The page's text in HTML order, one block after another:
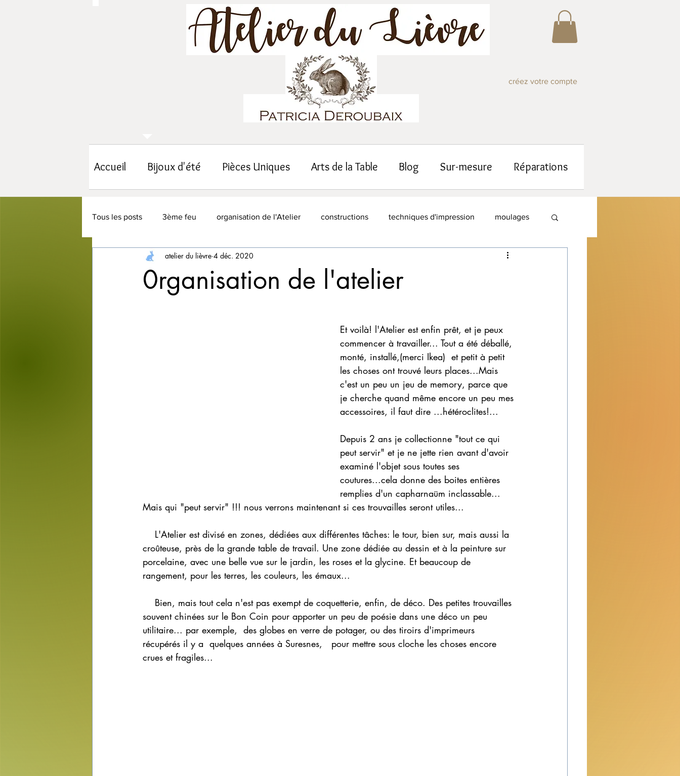
créez votre compte
Accueil Bijoux d'été Pièces Uniques Arts de la Table Blog Sur-mesure Réparations
Tous les posts 3ème feu organisation de l'Atelier constructions techniques d'impression moulages
bijoux et accessoires bols et coupes décoration de la maison
peinture sur faïence
0rganisation de l'atelier
atelier du lièvre 4 déc. 2020
Et voilà! l'Atelier est enfin prêt, et je peux
commencer à travailler... Tout a été déballé,
monté, installé,(merci Ikea)  et petit à petit
les choses ont trouvé leurs places...Mais
c'est un peu un jeu de memory, parce que
je cherche quand même encore un peu mes
accessoires, il faut dire ...hétéroclites!...
Depuis 2 ans je collectionne "tout ce qui
peut servir" et je ne jette rien avant d'avoir
examiné l'objet sous toutes ses
coutures...cela donne des boites entières
remplies d'un capharnaüm inclassable...
Mais qui "peut servir" !!! nous verrons maintenant si ces trouvailles seront utiles...
croûteuse, près de la grande table de travail. Une zone dédiée au dessin et à la peinture sur
porcelaine, avec une belle vue sur le jardin, les roses et la glycine. Et beaucoup de
rangement, pour les terres, les couleurs, les émaux...
souvent chinées sur le Bon Coin pour apporter un peu de poésie dans une déco un peu
utilitaire... par exemple,  des globes en verre de potager, ou des tiroirs d'imprimeurs
récupérés il y a  quelques années à Suresnes,   pour mettre sous cloche les choses encore
crues et fragiles...